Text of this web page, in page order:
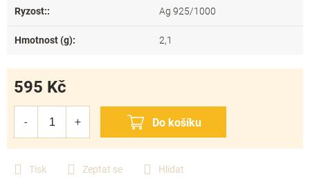
Tisk Zeptat se Hlídat
595 Kč
Ryzost:: Ag 925/1000
Hmotnost (g): 2,1